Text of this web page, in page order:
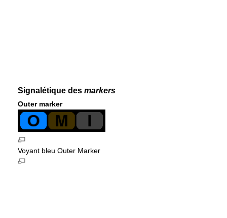
Signalétique des markers
Outer marker
Voyant bleu Outer Marker